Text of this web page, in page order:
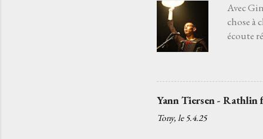
Avec
chose à
écoute
envies,
Yann Tiersen -
Tony, le 5.4.25